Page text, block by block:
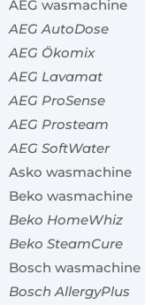
AEG wasmachine
AEG AutoDose
AEG Ökomix
AEG Lavamat
AEG ProSense
AEG Prosteam
AEG SoftWater
Asko wasmachine
Beko wasmachine
Beko HomeWhiz
Beko SteamCure
Bosch wasmachine
Bosch AllergyPlus